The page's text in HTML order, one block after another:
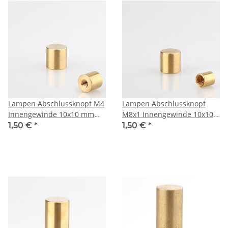
Lampen Abschlussknopf M4
Innengewinde 10x10 mm
Messing roh
1,50 € *
Lampen Abschlussknopf
M8x1 Innengewinde 10x10
mm Messing roh
1,50 € *